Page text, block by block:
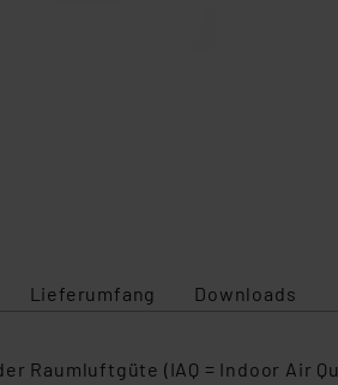
Lieferumfang Downloads
Raumluftgüte (IAQ = Indoor Air